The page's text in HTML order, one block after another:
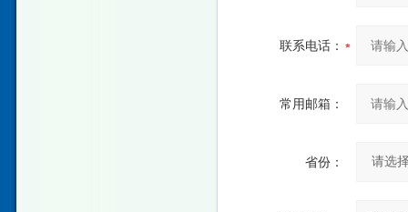
联系电话：
常用邮箱：
省份：